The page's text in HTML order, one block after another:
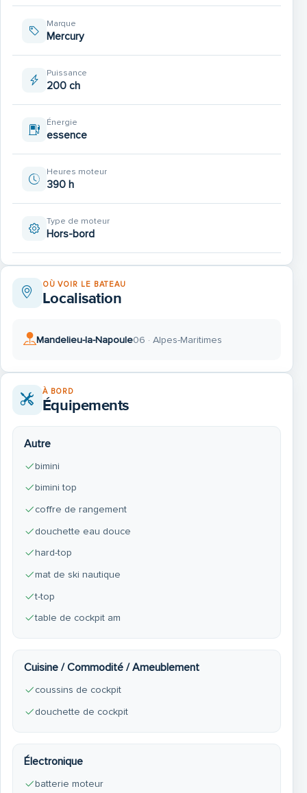
Marque
Mercury
Puissance
200 ch
Énergie
essence
Heures moteur
390 h
Type de moteur
Hors-bord
OÙ VOIR LE BATEAU
Localisation
Mandelieu-la-Napoule06 · Alpes-Maritimes
À BORD
Équipements
Autre
bimini
bimini top
coffre de rangement
douchette eau douce
hard-top
mat de ski nautique
t-top
table de cockpit am
Cuisine / Commodité / Ameublement
coussins de cockpit
douchette de cockpit
Électronique
batterie moteur